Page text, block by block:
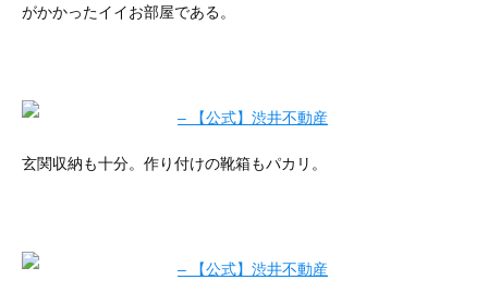
がかかったイイお部屋である。
玄関収納も十分。作り付けの靴箱もパカリ。